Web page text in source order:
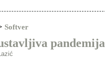
Softver
pandemija